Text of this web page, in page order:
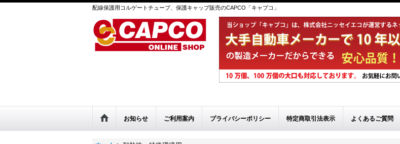
配線保護用コルゲートチューブ、保護キャップ販売のCAPCO「キャプコ」
お知らせ ご利用案内 プライバシーポリシー 特定商取引法表示 よくあるご質問